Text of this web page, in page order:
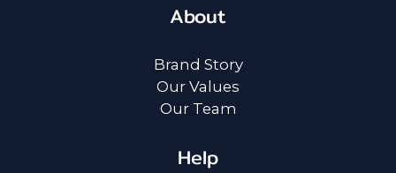
About
Brand Story
Our Values
Our Team
Help